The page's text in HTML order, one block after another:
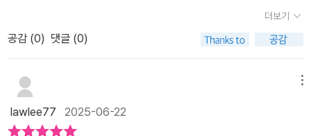
게 ‘생물’은 그냥 교과서 속 그림이 될 수도 있어요. 하지만 『에그박사
15』는 책장을 넘기며 살아 숨 쉬는 생물의 온도와 리듬을 느끼게 해
주는 자연 생물 관찰 만화랍니다.​자연 생물의 세계를 호기심과 애정
으로 바라볼 수 있도록, 에그박사 책이 앞으로도 꾸준히 곁에 있길 바
라봅니다.#에그박사 #에그박사책 #생물 #자연생물관찰 #생물도감
#초등추천도서 #초등과학 #초등책추천 #자연관찰만화 #갑각류관
가 집을 찾아 떠나는 이야기에 푹 빠져서 '나도 집을 바꿔보고 싶어!'
하고 웃었어요.또 중간중간 나오는 생물 퀴즈 게임, 도감 그리기, 숨은
사 15>는 무겁지 않으면서도 유쾌하고,정보도 풍부해서 아이들이 과
학을 즐겁게 접할 수 있는 책이라는 생각이 들었어요.무엇보다도 아
이들과 함께 읽으면서 자연에 대한 호기심과 정서적인 공감까지 나눌
이번 포스팅에서는 우리 아이들이 좋아하는 에그박사책신간에 대해
서 이야기를 남겨보려고 해요.​바로..에그박사 15가 그 주인공으로요.
이번 <에그박사 15>에서는 갯벌에 특히 많이 있는갑각류에 대해서
다루고 있었고요.미국가재 등 생태계 교란종에 대해서도 이야기를 해
던 것 같아요!짜잔!우리집에 도착한 재미있는 생물도감~~<에그박사
더보기
공감 (0) 댓글 (0)
lawlee77 2025-06-22